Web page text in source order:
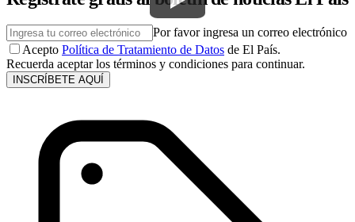
Por favor ingresa un correo electrónico
Acepto Política de Tratamiento de Datos de El País.
Recuerda aceptar los términos y condiciones para continuar.
INSCRÍBETE AQUÍ